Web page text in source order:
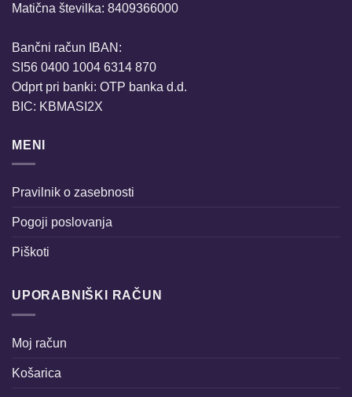
Matična številka: 8409366000
Bančni račun IBAN:
SI56 0400 1004 6314 870
Odprt pri banki: OTP banka d.d.
BIC: KBMASI2X
MENI
Pravilnik o zasebnosti
Pogoji poslovanja
Piškoti
UPORABNIŠKI RAČUN
Moj račun
Košarica